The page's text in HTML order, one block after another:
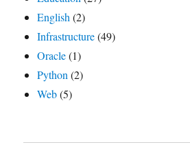
English (2)
Infrastructure(49)
Oracle(1)
Python (2)
Web(5)